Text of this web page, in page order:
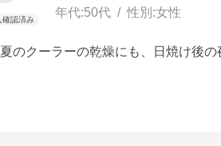
年代:50代 性別:女性
のクーラーの乾燥にも、日焼け後